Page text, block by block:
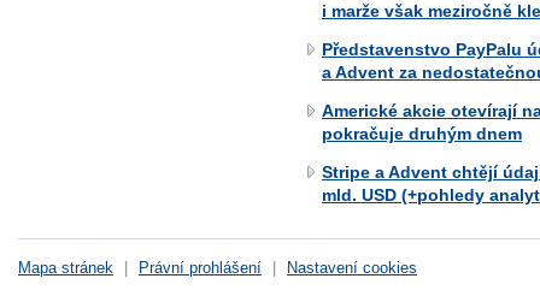
i marže však meziročně
Představenstvo PayPalu
a Advent za
Americké akcie otevírají
pokračuje druhým dnem
Stripe a Advent chtějí
mld. USD (+pohledy
Mapa stránek Právní prohlášení Nastavení cookies